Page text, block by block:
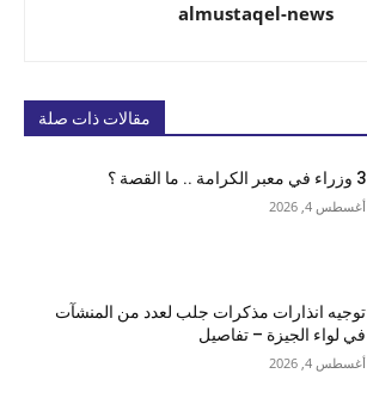
almustaqel-news
مقالات ذات صلة
3 وزراء في معبر الكرامة .. ما القصة ؟
أغسطس 4, 2026
توجيه انذارات مذكرات جلب لعدد من المنشآت
في لواء الجيزة – تفاصيل
أغسطس 4, 2026